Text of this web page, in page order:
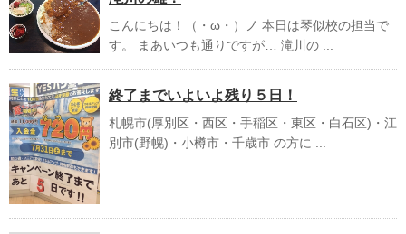
こんにちは！（・ω・）ノ 本日は琴似校の担当で
す。 まあいつも通りですが… 滝川の ...
終了までいよいよ残り５日！
札幌市(厚別区・西区・手稲区・東区・白石区)・江
別市(野幌)・小樽市・千歳市 の方に ...